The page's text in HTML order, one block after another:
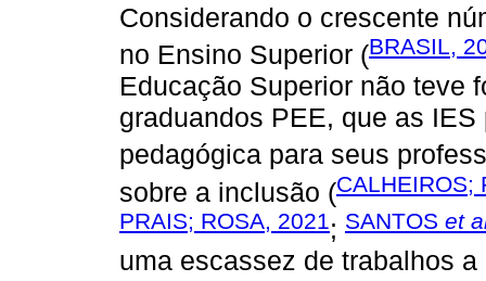
Considerando o crescente
no Ensino Superior (BRASIL,
Educação Superior não teve
graduandos PEE, que as
pedagógica para seus
sobre a inclusão (CALHEIROS;
PRAIS; ROSA, 2021; SANTOS et
uma escassez de trabalhos